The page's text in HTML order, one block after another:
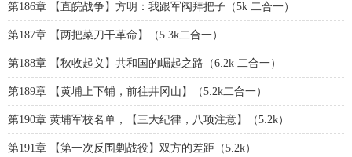
第186章 【直皖战争】方明：我跟军阀拜把子（5k 二合一）
第187章 【两把菜刀干革命】（5.3k二合一）
第188章 【秋收起义】共和国的崛起之路（6.2k 二合一）
第189章 【黄埔上下铺，前往井冈山】（5.2k二合一）
第190章 黄埔军校名单，【三大纪律，八项注意】（5.2k）
第191章 【第一次反围剿战役】双方的差距（5.2k）